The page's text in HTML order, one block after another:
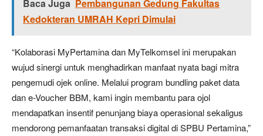
Baca Juga Pembangunan Gedung Fakultas
Kedokteran UMRAH Kepri Dimulai
“Kolaborasi MyPertamina dan MyTelkomsel ini merupakan
wujud sinergi untuk menghadirkan manfaat nyata bagi mitra
pengemudi ojek online. Melalui program bundling paket data
dan e-Voucher BBM, kami ingin membantu para ojol
mendapatkan insentif penunjang biaya operasional sekaligus
mendorong pemanfaatan transaksi digital di SPBU Pertamina,”